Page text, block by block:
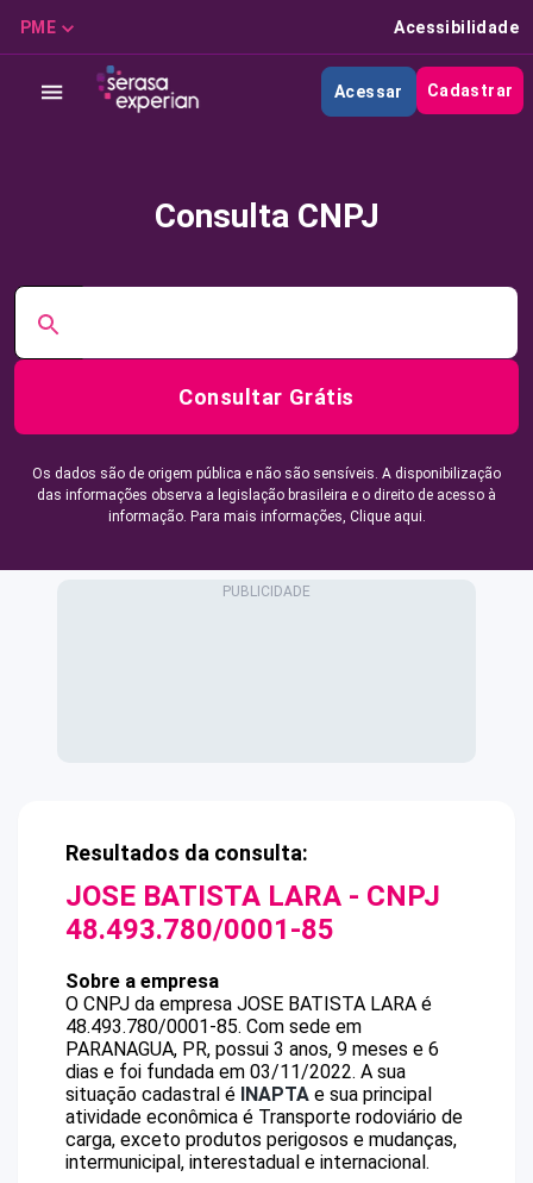
PME Acessibilidade
Acessar Cadastrar
Consulta CNPJ
Consultar Grátis
Os dados são de origem pública e não são sensíveis. A disponibilização
das informações observa a legislação brasileira e o direito de acesso à
informação. Para mais informações, Clique aqui.
Resultados da consulta:
JOSE BATISTA LARA - CNPJ
48.493.780/0001-85
Sobre a empresa
O CNPJ da empresa JOSE BATISTA LARA é
48.493.780/0001-85. Com sede em
PARANAGUA, PR, possui 3 anos, 9 meses e 6
dias e foi fundada em 03/11/2022. A sua
situação cadastral é INAPTA e sua principal
atividade econômica é Transporte rodoviário de
carga, exceto produtos perigosos e mudanças,
intermunicipal, interestadual e internacional.